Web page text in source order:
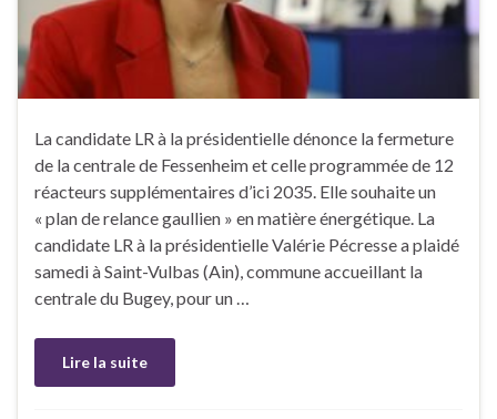
La candidate LR à la présidentielle dénonce la fermeture
de la centrale de Fessenheim et celle programmée de 12
réacteurs supplémentaires d’ici 2035. Elle souhaite un
« plan de relance gaullien » en matière énergétique. La
candidate LR à la présidentielle Valérie Pécresse a plaidé
samedi à Saint-Vulbas (Ain), commune accueillant la
centrale du Bugey, pour un …
Lire la suite